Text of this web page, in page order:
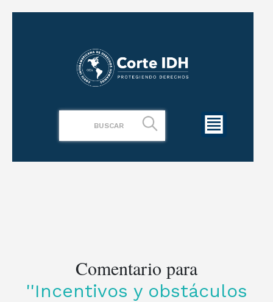
Comentario para
Incentivos y obstáculos